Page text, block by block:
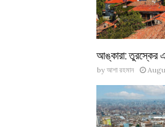
আঙ্কারা: তুরস্কের
by আশা রহমান